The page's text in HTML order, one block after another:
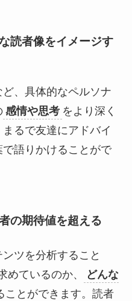
読者像をイメージす
、具体的なペルソナ
感情や思考 をより深く
るで友達にアドバイ
語りかけることがで
の期待値を超える
ツを分析すること
めているのか、
どんな
ことができます。読者